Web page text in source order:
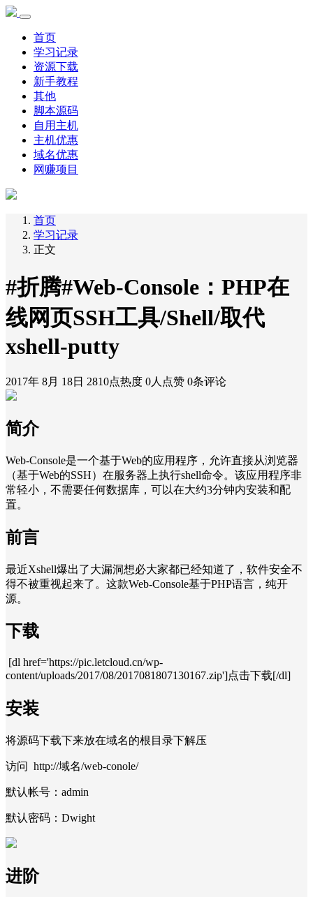
首页
学习记录
资源下载
新手教程
其他
脚本源码
自用主机
主机优惠
域名优惠
网赚项目
首页
学习记录
正文
#折腾#Web-Console：PHP在
线网页SSH工具/Shell/取代
xshell-putty
2017年 8月 18日 2810点热度 0人点赞 0条评论
简介
Web-Console是一个基于Web的应用程序，允许直接从浏览器
（基于Web的SSH）在服务器上执行shell命令。该应用程序非
常轻小，不需要任何数据库，可以在大约3分钟内安装和配
置。
前言
最近Xshell爆出了大漏洞想必大家都已经知道了，软件安全不
得不被重视起来了。这款Web-Console基于PHP语言，纯开
源。
下载
[dl href='https://pic.letcloud.cn/wp-
content/uploads/2017/08/2017081807130167.zip']点击下载[/dl]
安装
将源码下载下来放在域名的根目录下解压
访问 http://域名/web-conole/
默认帐号：admin
默认密码：Dwight
进阶